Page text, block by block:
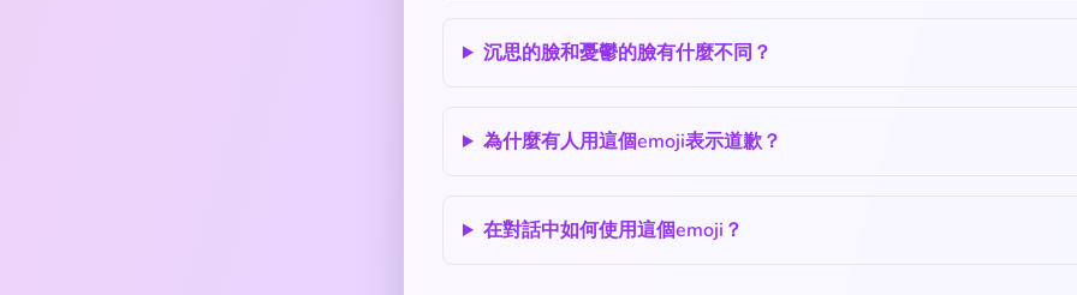
沉思的臉和憂鬱的臉有什麼不同？
為什麼有人用這個emoji表示道歉？
在對話中如何使用這個emoji？